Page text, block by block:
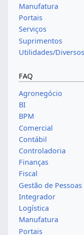
Manufatura
Portais
Serviços
Suprimentos
Utilidades/Diversos
FAQ
Agronegócio
BI
BPM
Comercial
Contábil
Controladoria
Finanças
Fiscal
Gestão de Pessoas
Integrador
Logística
Manufatura
Portais